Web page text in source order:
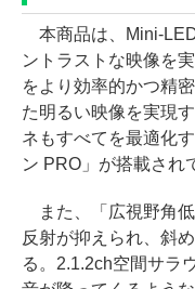
本商品は、Mini-
ントラストな映像を
をより効率的かつ精
た明るい映像を実現
ネもすべてを最適化
ン PRO」が搭載され
また、「広視野角
反射が抑えられ、斜
る。2.1.2ch空間サラ